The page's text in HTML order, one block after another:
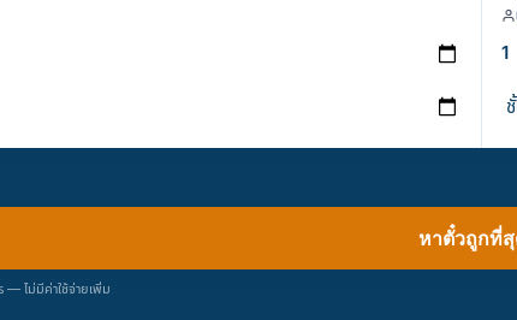
หาตั๋วถูกที่
— ไม่มีค่าใช้จ่ายเพิ่ม